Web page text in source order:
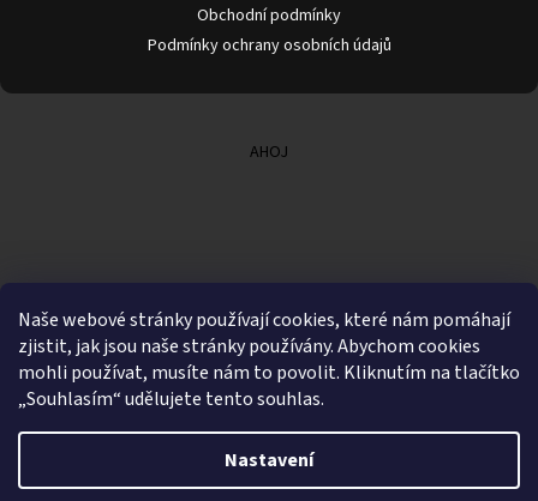
Naše webové stránky používají cookies, které nám pomáhají
zjistit, jak jsou naše stránky používány. Abychom cookies
mohli používat, musíte nám to povolit. Kliknutím na tlačítko
„Souhlasím“ udělujete tento souhlas.
Nastavení
Obchodní podmínky
Podmínky ochrany osobních údajů
AHOJ
Vytvořil Shoptet